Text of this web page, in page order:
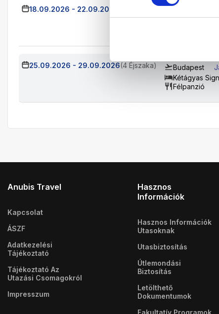
18.09.2026 - 22.09.2026
25.09.2026 - 29.09.2026(4 Éjszaka) Budapest
Kétágyas
Félpanzió
Anubis Travel
Kapcsolat
ÁSZF
Adatkezelési
Tájékoztató
Tájékoztató Az
Utazási Csomagokról
Impresszum
Hasznos
Információk
Hasznos Információk
Utasoknak
Utasbiztosítás
Útlemondási
Biztosítás
Letölthető
Dokumentumok
Fakultatív Programok